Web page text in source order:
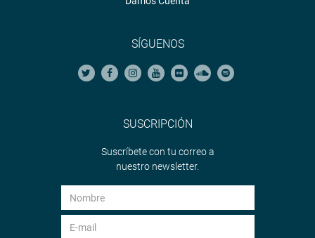
SÍGUENOS
SUSCRIPCIÓN
Suscríbete con tu correo a
nuestro newsletter.